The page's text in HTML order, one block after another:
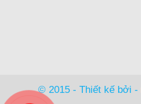
© 2015 - Thiết kế bởi -